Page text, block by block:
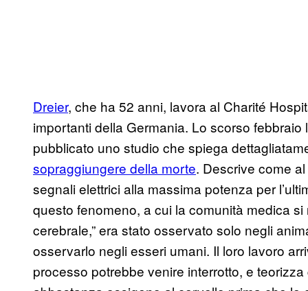
Dreier, che ha 52 anni, lavora al Charité
importanti della Germania. Lo scorso
pubblicato uno studio che spiega
sopraggiungere della morte. Descrive come
segnali elettrici alla massima potenza per
questo fenomeno, a cui la comunità medica
cerebrale,” era stato osservato solo negli
osservarlo negli esseri umani. Il loro lavoro
processo potrebbe venire interrotto, e